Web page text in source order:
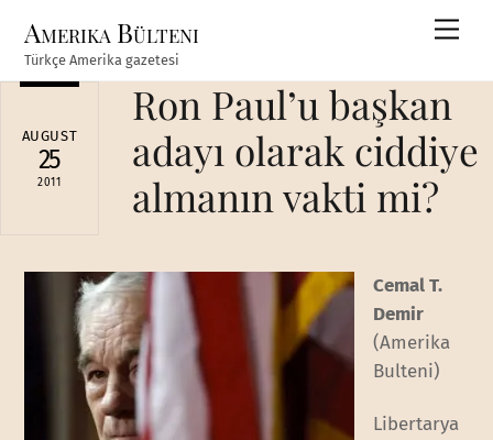
content
Amerika Bülteni
Türkçe Amerika gazetesi
AUGUST
25
2011
Ron Paul’u başkan
adayı olarak ciddiye
almanın vakti mi?
Cemal T.
Demir
(Amerika
Bulteni)
Libertarya